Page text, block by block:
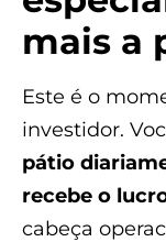
mais a
Este é o
investidor.
pátio
recebe o
cabeça